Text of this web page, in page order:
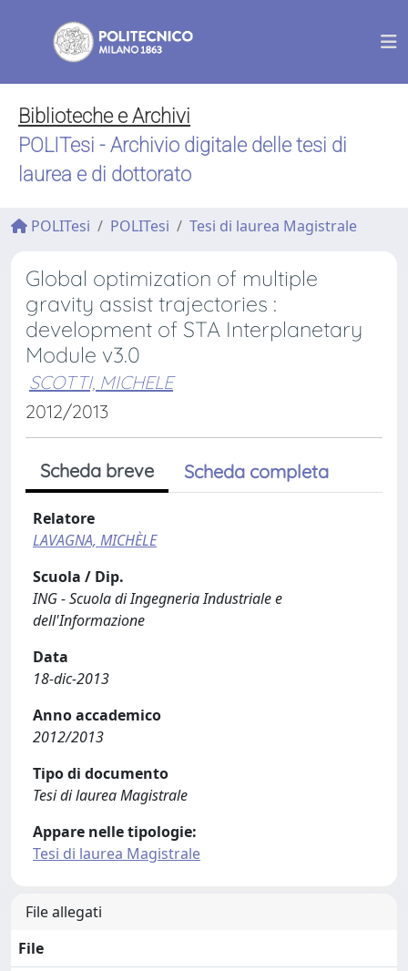
Biblioteche e Archivi
POLITesi - Archivio digitale delle tesi di
laurea e di dottorato
POLITesi POLITesi Tesi di laurea Magistrale
Global optimization of multiple
gravity assist trajectories :
development of STA Interplanetary
Module v3.0
SCOTTI, MICHELE
2012/2013
Scheda breve Scheda completa
Relatore
LAVAGNA, MICHÈLE
Scuola / Dip.
ING - Scuola di Ingegneria Industriale e
dell'Informazione
Data
18-dic-2013
Anno accademico
2012/2013
Tipo di documento
Tesi di laurea Magistrale
Appare nelle tipologie:
Tesi di laurea Magistrale
File allegati
File